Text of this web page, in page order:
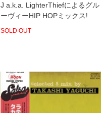
J a.k.a. LighterThiefによるグル
ーヴィーHIP HOPミックス!
SOLD OUT